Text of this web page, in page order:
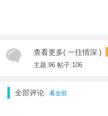
查看更多( 一往情深 )
主题:96 帖子:106
全部评论 看全部